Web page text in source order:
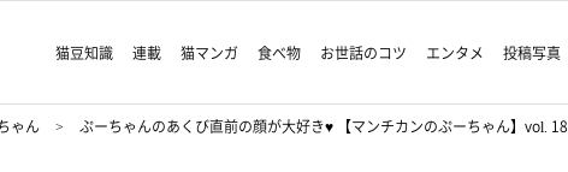
猫豆知識 連載 猫マンガ 食べ物 お世話のコツ エンタメ 投稿写真
ゃん ぷーちゃんのあくび直前の顔が大好き♥ 【マンチカンのぷーちゃん】vol. 18